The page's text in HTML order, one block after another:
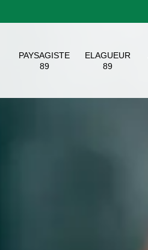
PAYSAGISTE
89
ELAGUEUR
89